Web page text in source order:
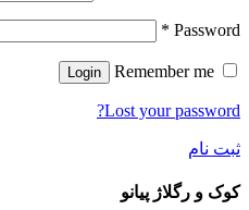
Password
*
Remember me
Login
Lost your password?
ثبت نام
کوک و رگلاژ پیانو